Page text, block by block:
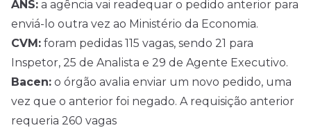
ANS: a agência vai readequar o pedido anterior para
enviá-lo outra vez ao Ministério da Economia.
CVM: foram pedidas 115 vagas, sendo 21 para
Inspetor, 25 de Analista e 29 de Agente Executivo.
Bacen: o órgão avalia enviar um novo pedido, uma
vez que o anterior foi negado. A requisição anterior
requeria 260 vagas